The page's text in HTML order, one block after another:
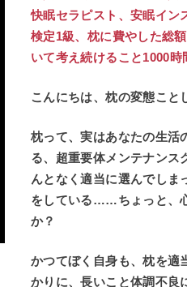
快眠セラピスト、 安眠イン
検定1級、 枕に費やした総
いて考え続けること1000時
こんにちは、枕の変態こと
枕って、実はあなたの生活
る、超重要体メンテナンス
んとなく適当に選んでしま
をしている……ちょっと、
か？
かつてぼく自身も、枕を適
かりに、長いこと体調不良